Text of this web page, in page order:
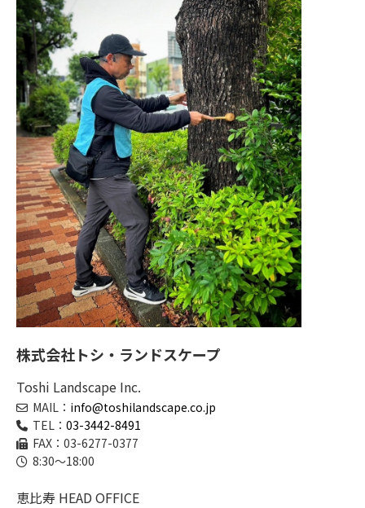
株式会社トシ・ランドスケープ
Toshi Landscape Inc.
MAIL： info@toshilandscape.co.jp
TEL： 03-3442-8491
FAX：03-6277-0377
8:30～18:00
恵比寿 HEAD OFFICE